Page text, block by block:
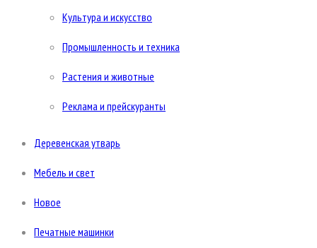
Культура и искусство
Промышленность и техника
Растения и животные
Реклама и прейскуранты
Деревенская утварь
Мебель и свет
Новое
Печатные машинки